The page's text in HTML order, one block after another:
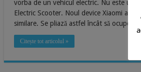
vorba de un vehicul electric. Nu este un
Electric Scooter. Noul device Xiaomi are
similare. Se pliază astfel încât să ocupe
Citește tot articolul »